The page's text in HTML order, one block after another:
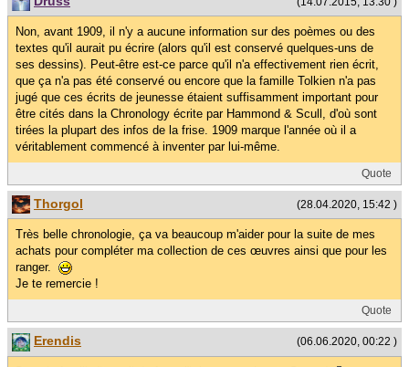
Non, avant 1909, il n'y a aucune information sur des poèmes ou des
textes qu'il aurait pu écrire (alors qu'il est conservé quelques-uns de
ses dessins). Peut-être est-ce parce qu'il n'a effectivement rien écrit,
que ça n'a pas été conservé ou encore que la famille Tolkien n'a pas
jugé que ces écrits de jeunesse étaient suffisamment important pour
être cités dans la Chronology écrite par Hammond & Scull, d'où sont
tirées la plupart des infos de la frise. 1909 marque l'année où il a
véritablement commencé à inventer par lui-même.
Quote
(28.04.2020, 15:42 )
Thorgol
Très belle chronologie, ça va beaucoup m'aider pour la suite de mes
achats pour compléter ma collection de ces œuvres ainsi que pour les
ranger.
Je te remercie !
Quote
(06.06.2020, 00:22 )
Erendis